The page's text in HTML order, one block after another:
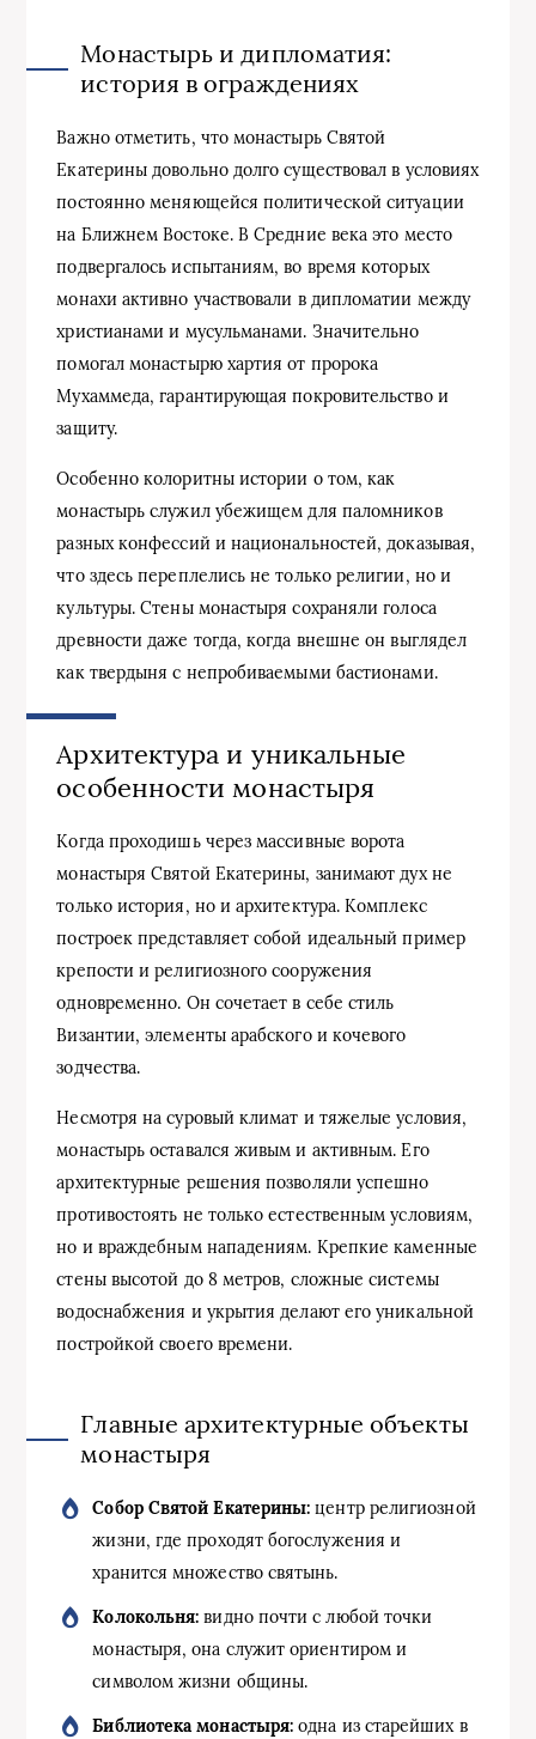
Монастырь и дипломатия:
история в ограждениях
Важно отметить, что монастырь Святой
Екатерины довольно долго существовал в условиях
постоянно меняющейся политической ситуации
на Ближнем Востоке. В Средние века это место
подвергалось испытаниям, во время которых
монахи активно участвовали в дипломатии между
христианами и мусульманами. Значительно
помогал монастырю хартия от пророка
Мухаммеда, гарантирующая покровительство и
защиту.
Особенно колоритны истории о том, как
монастырь служил убежищем для паломников
разных конфессий и национальностей, доказывая,
что здесь переплелись не только религии, но и
культуры. Стены монастыря сохраняли голоса
древности даже тогда, когда внешне он выглядел
как твердыня с непробиваемыми бастионами.
Архитектура и уникальные
особенности монастыря
Когда проходишь через массивные ворота
монастыря Святой Екатерины, занимают дух не
только история, но и архитектура. Комплекс
построек представляет собой идеальный пример
крепости и религиозного сооружения
одновременно. Он сочетает в себе стиль
Византии, элементы арабского и кочевого
зодчества.
Несмотря на суровый климат и тяжелые условия,
монастырь оставался живым и активным. Его
архитектурные решения позволяли успешно
противостоять не только естественным условиям,
но и враждебным нападениям. Крепкие каменные
стены высотой до 8 метров, сложные системы
водоснабжения и укрытия делают его уникальной
постройкой своего времени.
Главные архитектурные объекты
монастыря
Собор Святой Екатерины: центр религиозной
жизни, где проходят богослужения и
хранится множество святынь.
Колокольня: видно почти с любой точки
монастыря, она служит ориентиром и
символом жизни общины.
Библиотека монастыря: одна из старейших в